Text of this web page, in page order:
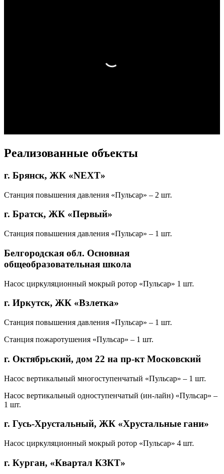
Реализованные объекты
г. Брянск, ЖК «NEXT»
Станция повышения давления «Пульсар» – 2 шт.
г. Братск, ЖК «Первый»
Станция повышения давления «Пульсар» – 1 шт.
Белгородская обл. Основная
общеобразовательная школа
Насос циркуляционный мокрый ротор «Пульсар» 1 шт.
г. Иркутск, ЖК «Взлетка»
Станция повышения давления «Пульсар» – 1 шт.
Станция пожаротушения «Пульсар» – 1 шт.
г. Октябрьский, дом 22 на пр-кт Московский
Насос вертикальный многоступенчатый «Пульсар» – 1 шт.
Насос вертикальный одноступенчатый (ин-лайн) «Пульсар» –
1 шт.
г. Гусь-Хрустальный, ЖК «Хрустальные гани»
Насос циркуляционный мокрый ротор «Пульсар» 4 шт.
г. Курган, «Квартал КЗКТ»